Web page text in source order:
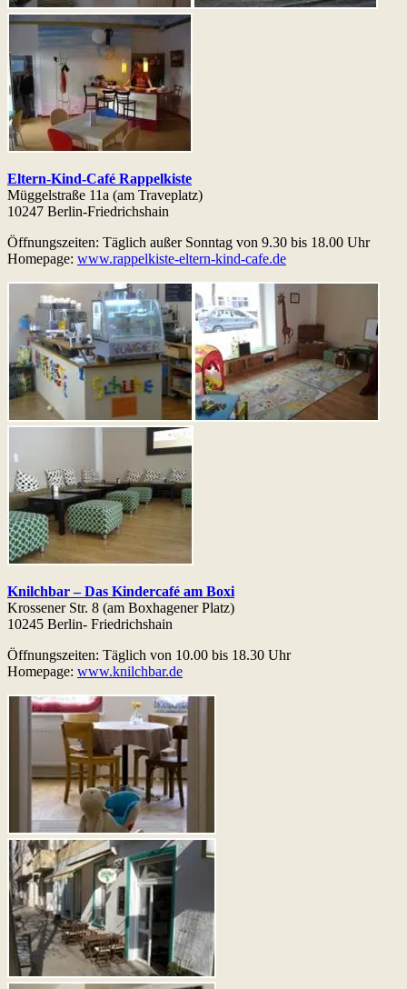
Eltern-Kind-Café Rappelkiste
Müggelstraße 11a (am Traveplatz)
10247 Berlin-Friedrichshain
Öffnungszeiten: Täglich außer Sonntag von 9.30 bis 18.00 Uhr
Homepage: www.rappelkiste-eltern-kind-cafe.de
Knilchbar – Das Kindercafé am Boxi
Krossener Str. 8 (am Boxhagener Platz)
10245 Berlin- Friedrichshain
Öffnungszeiten: Täglich von 10.00 bis 18.30 Uhr
Homepage: www.knilchbar.de